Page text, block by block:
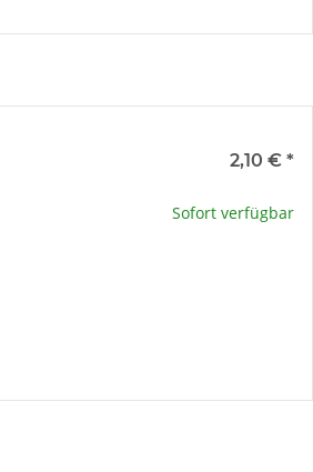
2,10 € *
Sofort verfügbar